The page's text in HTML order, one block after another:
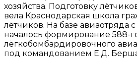
хозяйства. Подготовку
вела Краснодарская школа
лётчиков. На базе авиаотряда с
началось формирование 588-
лёгкобомбардировочного
под командованием Е.Д.